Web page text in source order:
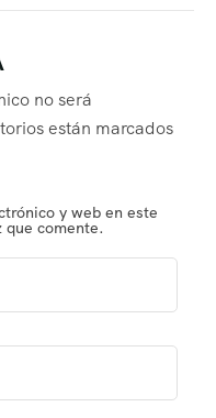
no será
están marcados
y web en este
que comente.